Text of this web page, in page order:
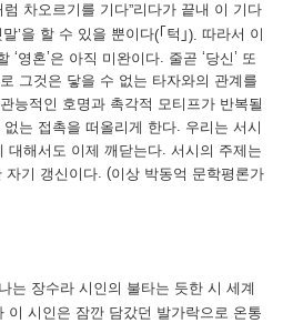
차오르기를 기다”리다가 끝내 이 기다
말’을 할 수 있을 뿐이다(｢ 턱 ｣). 따라서 이
‘영혼’은 아직 미완이다. 줄곧 ‘당신’ 또
그것은 닿을 수 없는 타자와의 관계를
능적인 호명과 촉각적 모티프가 반복될
는 접촉을 떠올리게 한다. 우리는 서시
대해서도 이제 깨닫는다. 서시의 주제는
자기 갱신이다. (이상 박동억 문학평론가
는 장수라 시인의 불타는 듯한 시 세계
이 시인은 잠깐 담갔던 발가락으로 온통